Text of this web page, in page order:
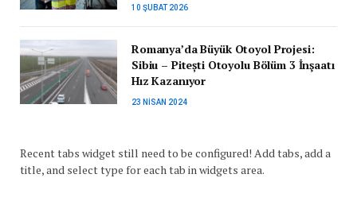
10 ŞUBAT 2026
Romanya’da Büyük Otoyol Projesi:
Sibiu – Pitești Otoyolu Bölüm 3 İnşaatı
Hız Kazanıyor
23 NISAN 2024
Recent tabs widget still need to be configured! Add tabs, add a
title, and select type for each tab in widgets area.